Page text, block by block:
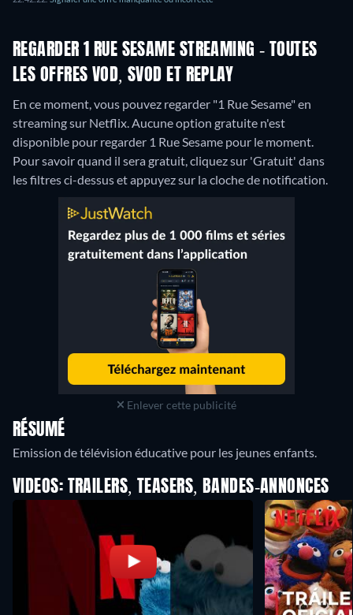
REGARDER 1 RUE SESAME STREAMING - TOUTES
LES OFFRES VOD, SVOD ET REPLAY
En ce moment, vous pouvez regarder "1 Rue Sesame" en
streaming sur Netflix. Aucune option gratuite n'est
disponible pour regarder 1 Rue Sesame pour le moment.
Pour savoir quand il sera gratuit, cliquez sur 'Gratuit' dans
les filtres ci-dessus et appuyez sur la cloche de notification.
Enlever cette publicité
RÉSUMÉ
Emission de télévision éducative pour les jeunes enfants.
VIDEOS: TRAILERS, TEASERS, BANDES-ANNONCES